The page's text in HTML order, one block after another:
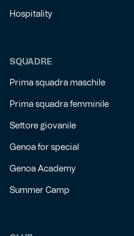
Hospitality
SQUADRE
Prima squadra maschile
Prima squadra femminile
Settore giovanile
Genoa for special
Genoa Academy
Summer Camp